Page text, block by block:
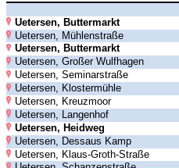
Uetersen, Buttermarkt
Uetersen, Mühlenstraße
Uetersen, Buttermarkt
Uetersen, Großer Wulfhagen
Uetersen, Seminarstraße
Uetersen, Klostermühle
Uetersen, Kreuzmoor
Uetersen, Langenhof
Uetersen, Heidweg
Uetersen, Dessaus Kamp
Uetersen, Klaus-Groth-Straße